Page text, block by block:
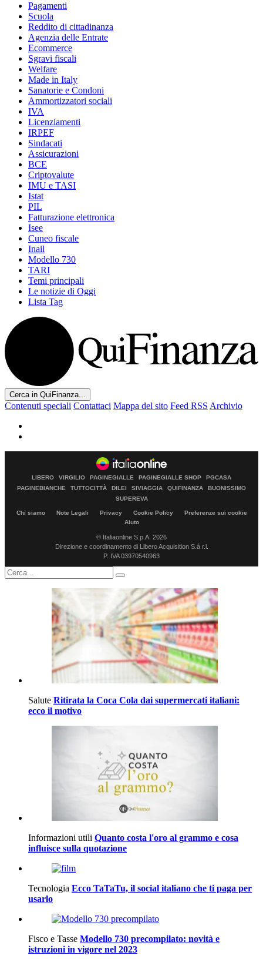
Pagamenti
Scuola
Reddito di cittadinanza
Agenzia delle Entrate
Ecommerce
Sgravi fiscali
Welfare
Made in Italy
Sanatorie e Condoni
Ammortizzatori sociali
IVA
Licenziamenti
IRPEF
Sindacati
Assicurazioni
BCE
Criptovalute
IMU e TASI
Istat
PIL
Fatturazione elettronica
Isee
Cuneo fiscale
Inail
Modello 730
TARI
Temi principali
Le notizie di Oggi
Lista Tag
Cerca in QuiFinanza...
Contenuti speciali Contattaci Mappa del sito Feed RSS Archivio
LIBERO VIRGILIO PAGINEGIALLE PAGINEGIALLE SHOP
PGCASA
PAGINEBIANCHE
TUTTOCITTÀ DILEI SIVIAGGIA QUIFINANZA
BUONISSIMO
SUPEREVA
Chi siamo Note Legali Privacy Cookie Policy
Preferenze sui cookie
Aiuto
© Italiaonline S.p.A. 2026
Direzione e coordinamento di Libero Acquisition S.á r.l.
P. IVA 03970540963
Salute Ritirata la Coca Cola dai supermercati italiani:
ecco il motivo
Informazioni utili Quanto costa l'oro al grammo e cosa
influisce sulla quotazione
Tecnologia Ecco TaTaTu, il social italiano che ti paga per
usarlo
Fisco e Tasse Modello 730 precompilato: novità e
istruzioni in vigore nel 2023